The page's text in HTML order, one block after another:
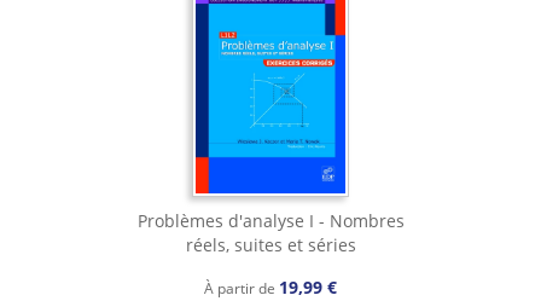
Problèmes d'analyse I - Nombres
réels, suites et séries
À partir de 19,99 €